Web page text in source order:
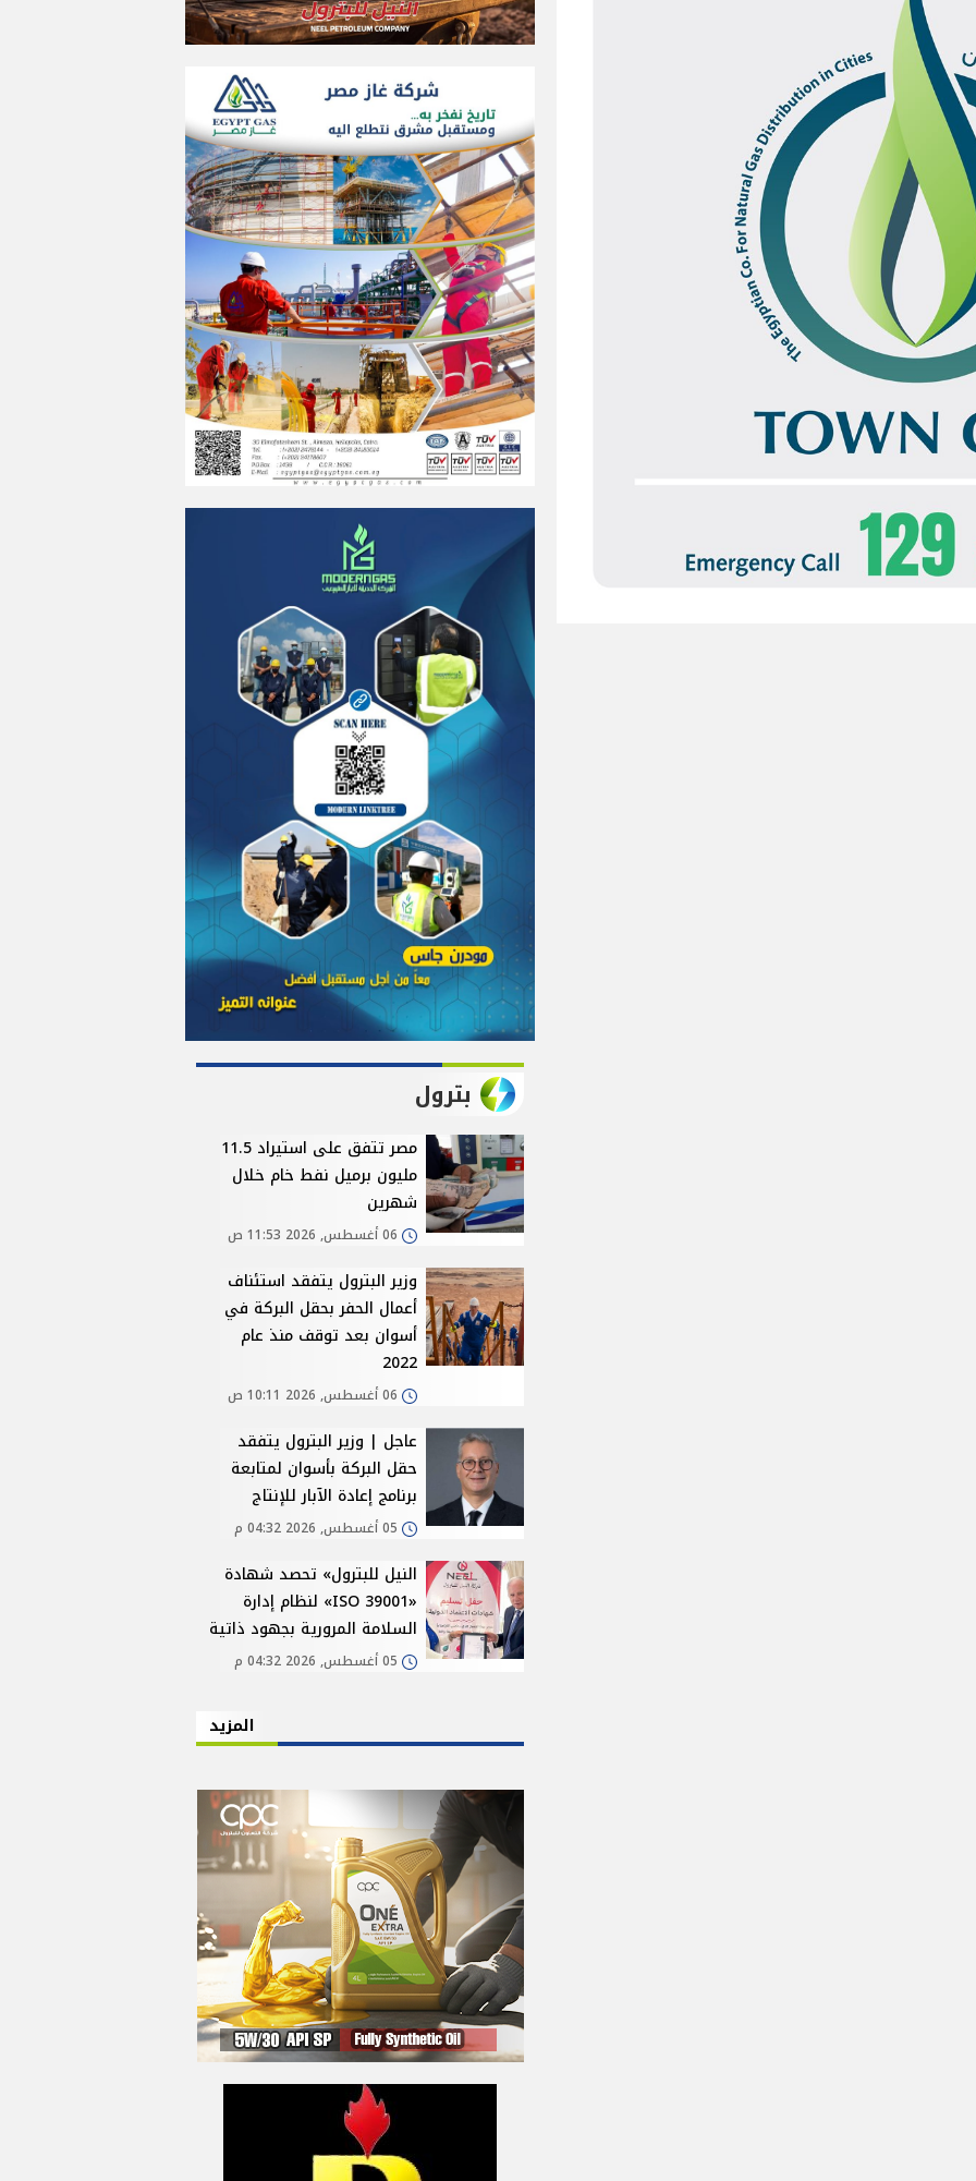
بترول
مصر تتفق على استيراد 11.5
مليون برميل نفط خام خلال
شهرين
06 أغسطس, 2026 11:53 ص
وزير البترول يتفقد استئناف
أعمال الحفر بحقل البركة في
أسوان بعد توقف منذ عام
2022
06 أغسطس, 2026 10:11 ص
عاجل | وزير البترول يتفقد
حقل البركة بأسوان لمتابعة
برنامج إعادة الآبار للإنتاج
05 أغسطس, 2026 04:32 م
النيل للبترول» تحصد شهادة
«ISO 39001» لنظام إدارة
السلامة المرورية بجهود ذاتية
05 أغسطس, 2026 04:32 م
المزيد